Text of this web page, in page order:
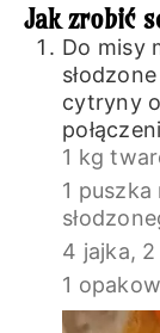
Jak zrobić
Do misy
cytryny
1 kg
1
4 jajka,
1